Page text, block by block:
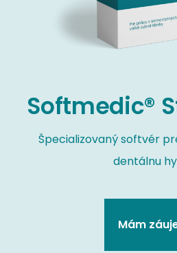
Softmedic®
Špecializovaný softvér
dentálnu
Mám